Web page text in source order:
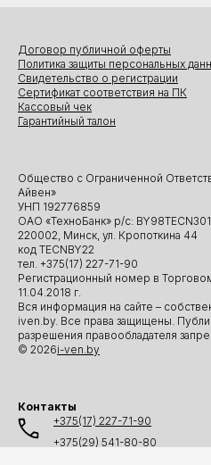
Общество с Ограниченной
Айвен»
УНП 192776859
ОАО «ТехноБанк» р/с:
220002, Минск, ул. Кропоткина 44
код TECNBY22
тел. +375(17) 227-71-90
Регистрационный номер в
11.04.2018 г.
Вся информация на сайте –
iven.by. Все права защищены.
разрешения правообладателя
© 2026i-ven.by
Договор публичной оферты
Политика защиты персональных
Свидетельство о регистрации
Сертификат соответствия на ПК
Кассовый чек
Гарантийный талон
Контакты
+375(17) 227-71-90
+375(29) 541-80-80